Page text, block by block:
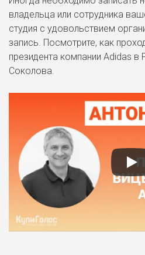
владельца или сотрудника
студия с удовольствием
запись. Посмотрите, как
президента компании Adidas
Соколова.